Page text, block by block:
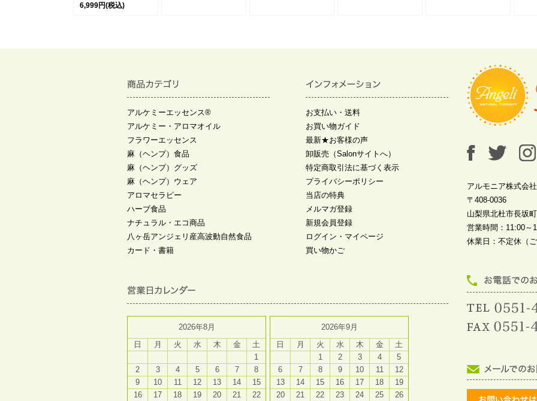
6,999円(税込)
アルケミーエッセンス®
アルケミー・アロマオイル
フラワーエッセンス
麻（ヘンプ）食品
麻（ヘンプ）グッズ
麻（ヘンプ）ウェア
アロマセラピー
ハーブ食品
ナチュラル・エコ商品
八ヶ岳アンジェリ産高波動自然食品
カード・書籍
お支払い・送料
お買い物ガイド
最新★お客様の声
卸販売（Salonサイトへ）
特定商取引法に基づく表示
プライバシーポリシー
当店の特典
メルマガ登録
新規会員登録
ログイン・マイページ
買い物かご
2026年8月
日
月 火 水 木 金
土
1
2
3 4 5 6 7
8
9
10 11 12 13 14
15
16
17 18 19 20 21 22
2026年9月
日
月 火 水 木 金
土
1
2 3 4
5
6
7 8 9 10 11
12
13
14 15 16 17 18
19
20
21 22 23 24 25 26
アルモニア株式会社
〒408-0036
山梨県北杜市長坂
営業時間：11:00～
休業日：不定休（